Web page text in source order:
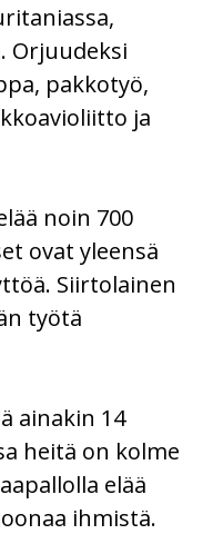
Orjuudeksi
pakkotyö,
ja
noin 700
ovat yleensä
Siirtolainen
työtä
ainakin 14
heitä on kolme
elää
ihmistä.